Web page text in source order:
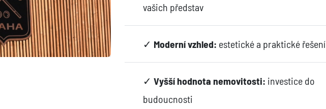
vašich představ
✓ Moderní vzhled: estetické a praktické řešení
✓ Vyšší hodnota nemovitosti: investice do
budoucnosti